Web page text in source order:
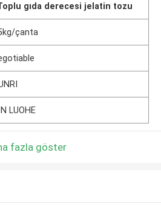
gıda derecesi jelatin tozu
çanta
LUOHE
fazla göster